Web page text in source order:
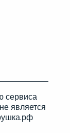
сервиса
является